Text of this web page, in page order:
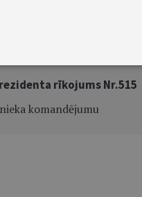
rīkojums Nr.515
komandējumu